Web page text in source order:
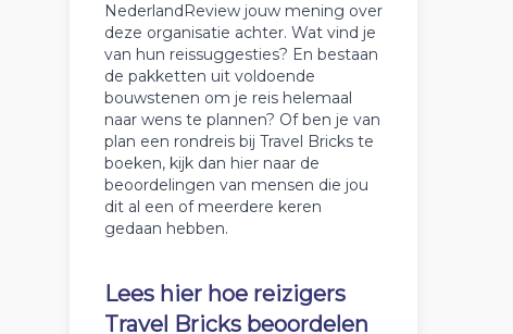
NederlandReview jouw mening over
deze organisatie achter. Wat vind je
van hun reissuggesties? En bestaan
de pakketten uit voldoende
bouwstenen om je reis helemaal
naar wens te plannen? Of ben je van
plan een rondreis bij Travel Bricks te
boeken, kijk dan hier naar de
beoordelingen van mensen die jou
dit al een of meerdere keren
gedaan hebben.
Lees hier hoe reizigers
Travel Bricks beoordelen